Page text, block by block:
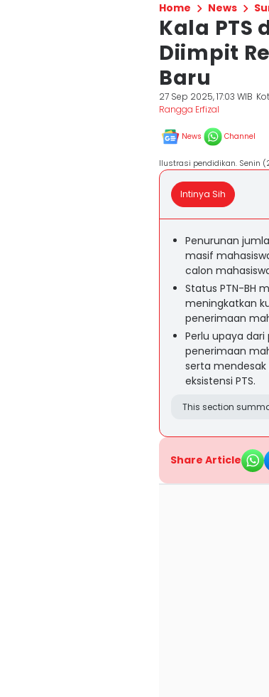
Home News
Kala PTS
Diimpit
Baru
27 Sep 2025, 17:03 WIB
Rangga Erfizal
News Channel
Ilustrasi pendidikan. Senin
Intinya Sih
Penurunan
masif
calon
Status PTN-BH
meningkatkan
penerimaan
Perlu upaya
penerimaan
serta mendesak
eksistensi PTS.
This section
Share Article